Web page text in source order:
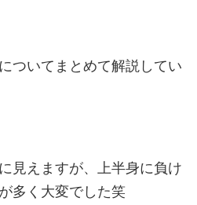
ついてまとめて解説してい
見えますが、上半身に負け
多く大変でした笑